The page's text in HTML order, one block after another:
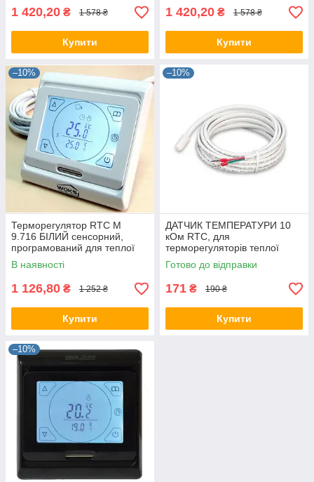
1 420,20 ₴ 1 578 ₴
Купити
1 420,20 ₴ 1 578 ₴
Купити
–10%
Терморегулятор RTC М
9.716 БІЛИЙ сенсорний,
програмований для теплої
підлоги, термостат, датчик
температури
В наявності
1 126,80 ₴ 1 252 ₴
Купити
–10%
ДАТЧИК ТЕМПЕРАТУРИ 10
кOм RTC, для
терморегуляторів теплої
підлоги
Готово до відправки
171 ₴ 190 ₴
Купити
–10%